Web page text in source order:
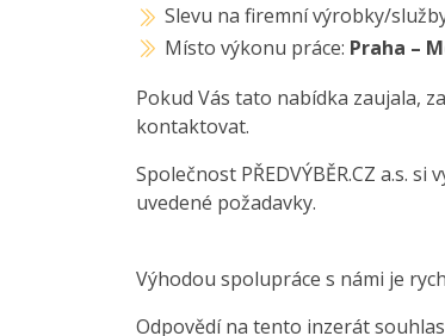
Slevu na firemní výrobky/
Místo výkonu práce: Praha –
Pokud Vás tato nabídka zaujala,
kontaktovat.
Společnost PŘEDVÝBĚR.CZ a.s.
uvedené požadavky.
Výhodou spolupráce s námi je
Odpovědí na tento inzerát